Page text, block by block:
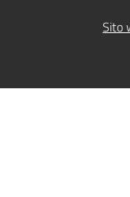
Sito